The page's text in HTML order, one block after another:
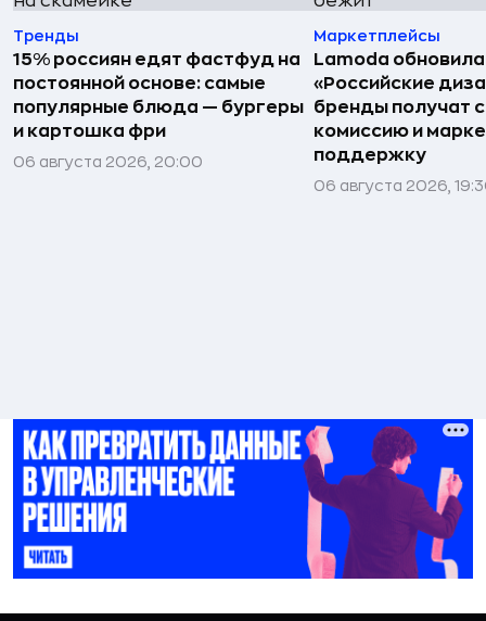
Тренды
15% россиян едят фастфуд на
постоянной основе: самые
популярные блюда — бургеры
и картошка фри
06 августа 2026, 20:00
Маркетплейсы
Lamoda
«Российские
бренды получат
комиссию и
поддержку
06 августа 2026,